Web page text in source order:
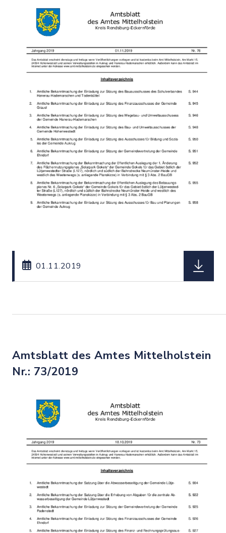
01.11.2019
Amtsblatt des Amtes Mittelholstein
Nr.: 73/2019